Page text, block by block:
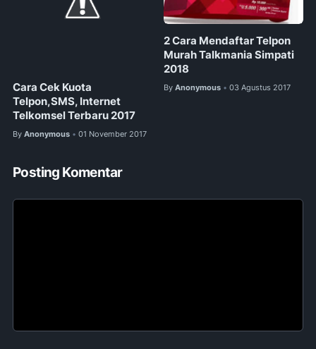
Cara Cek Kuota
Telpon,SMS, Internet
Telkomsel Terbaru 2017
By Anonymous • 01 November 2017
2 Cara Mendaftar Telpon
Murah Talkmania Simpati
2018
By Anonymous • 03 Agustus 2017
Posting Komentar